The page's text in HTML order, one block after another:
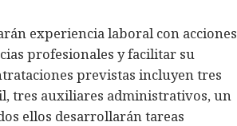
experiencia laboral con acciones
profesionales y facilitar su
previstas incluyen tres
tres auxiliares administrativos, un
ellos desarrollarán tareas